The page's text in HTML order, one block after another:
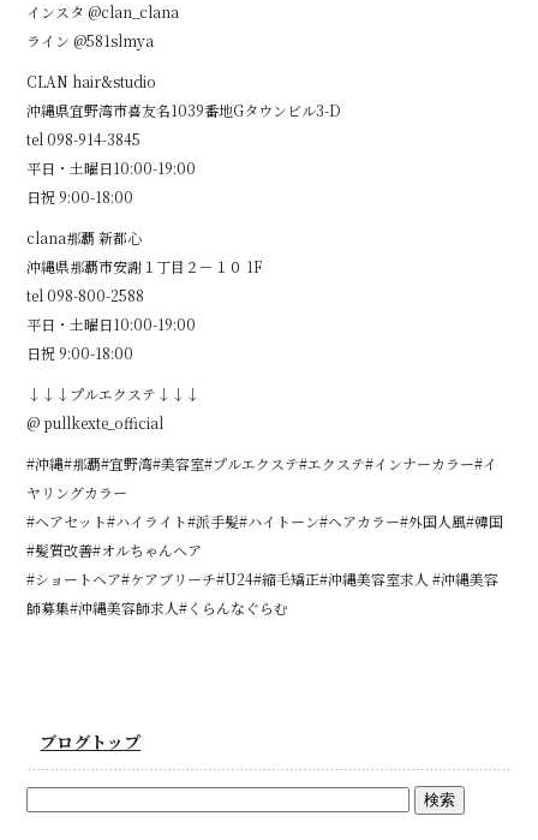
インスタ @clan_clana
ライン @581slmya
CLAN hair&studio
沖縄県宜野湾市喜友名1039番地Gタウンビル3-D
tel 098-914-3845
平日・土曜日10:00-19:00
日祝 9:00-18:00
clana那覇 新都心
沖縄県那覇市安謝１丁目２－１０ 1F
tel 098-800-2588
平日・土曜日10:00-19:00
日祝 9:00-18:00
↓↓↓プルエクステ↓↓↓
@ pullkexte_official
#沖縄#那覇#宜野湾#美容室#プルエクステ#エクステ#インナーカラー#イ
ヤリングカラー
#ヘアセット#ハイライト#派手髪#ハイトーン#ヘアカラー#外国人風#韓国
#髪質改善#オルちゃんヘア
#ショートヘア#ケアブリーチ#U24#縮毛矯正#沖縄美容室求人 #沖縄美容
師募集#沖縄美容師求人#くらんなぐらむ
ブログトップ